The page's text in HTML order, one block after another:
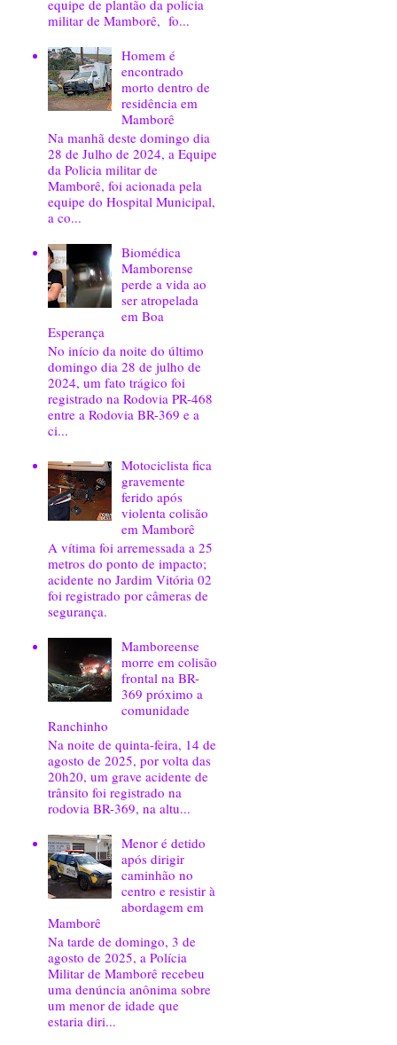
equipe de plantão da policia
militar de Mamborê, fo...
Homem é
encontrado
morto dentro de
residência em
Mamborê
Na manhã deste domingo dia
28 de Julho de 2024, a Equipe
da Policia militar de
Mamborê, foi acionada pela
equipe do Hospital Municipal,
a co...
Biomédica
Mamborense
perde a vida ao
ser atropelada
em Boa
Esperança
No início da noite do último
domingo dia 28 de julho de
2024, um fato trágico foi
registrado na Rodovia PR-468
entre a Rodovia BR-369 e a
ci...
Motociclista fica
gravemente
ferido após
violenta colisão
em Mamborê
A vítima foi arremessada a 25
metros do ponto de impacto;
acidente no Jardim Vitória 02
foi registrado por câmeras de
segurança.
Mamboreense
morre em colisão
frontal na BR-
369 próximo a
comunidade
Ranchinho
Na noite de quinta-feira, 14 de
agosto de 2025, por volta das
20h20, um grave acidente de
trânsito foi registrado na
rodovia BR-369, na altu...
Menor é detido
após dirigir
caminhão no
centro e resistir à
abordagem em
Mamborê
Na tarde de domingo, 3 de
agosto de 2025, a Polícia
Militar de Mamborê recebeu
uma denúncia anônima sobre
um menor de idade que
estaria diri...